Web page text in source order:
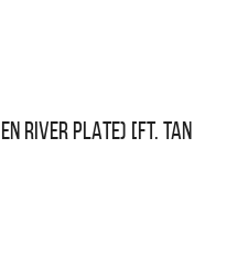
RIVER PLATE) [FT. TAN
Patricio Rey y